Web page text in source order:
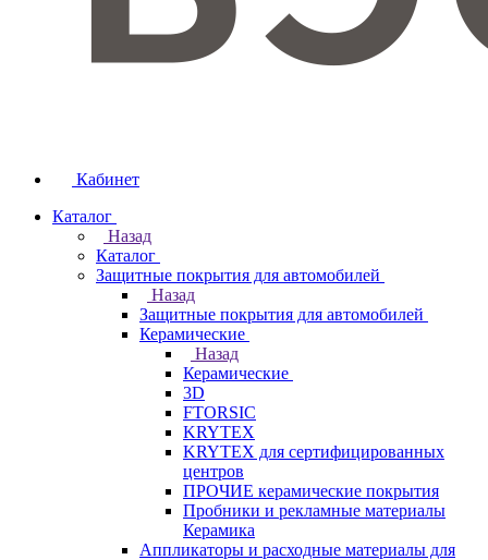
Кабинет
Каталог
Назад
Каталог
Защитные покрытия для автомобилей
Назад
Защитные покрытия для автомобилей
Керамические
Назад
Керамические
3D
FTORSIC
KRYTEX
KRYTEX для сертифицированных
центров
ПРОЧИЕ керамические покрытия
Пробники и рекламные материалы
Керамика
Аппликаторы и расходные материалы для